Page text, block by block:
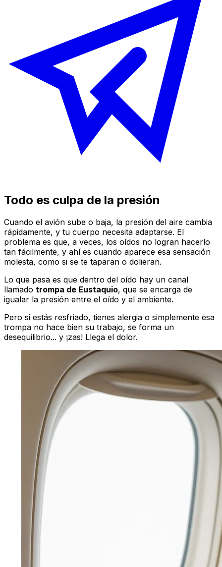
Todo es culpa de la presión
Cuando el avión sube o baja, la presión del aire cambia
rápidamente, y tu cuerpo necesita adaptarse. El
problema es que, a veces, los oídos no logran hacerlo
tan fácilmente, y ahí es cuando aparece esa sensación
molesta, como si se te taparan o dolieran.
Lo que pasa es que dentro del oído hay un canal
llamado trompa de Eustaquio, que se encarga de
igualar la presión entre el oído y el ambiente.
Pero si estás resfriado, tienes alergia o simplemente esa
trompa no hace bien su trabajo, se forma un
desequilibrio... y ¡zas! Llega el dolor.